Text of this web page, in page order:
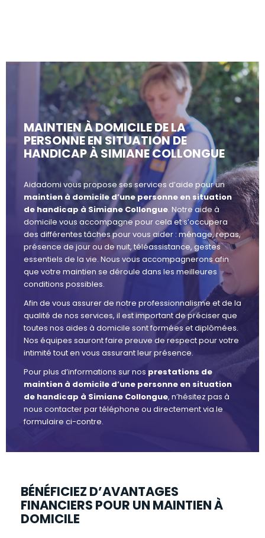
MAINTIEN À DOMICILE DE LA
PERSONNE EN SITUATION DE
HANDICAP À SIMIANE COLLONGUE
Aidadomi vous propose ses services d’aide pour un
maintien à domicile d’une personne en situation
de handicap à Simiane Collongue. Notre aide à
domicile vous accompagne pour cela et s’occupera
des différentes tâches pour vous aider : ménage, repas,
présence de jour ou de nuit, téléassistance, gestes
essentiels de la vie. Nous vous accompagnerons afin
que votre maintien se déroule dans les meilleures
conditions possibles.
Afin de vous assurer de notre professionnalisme et de la
qualité de nos services, il est important de préciser que
toutes nos aides à domicile sont formées et diplômées.
Nos équipes sauront faire preuve de respect pour votre
intimité tout en vous assurant leur présence.
Pour plus d’informations sur nos prestations de
maintien à domicile d’une personne en situation
de handicap à Simiane Collongue, n’hésitez pas à
nous contacter par téléphone ou directement via le
formulaire ci-contre.
BÉNÉFICIEZ D’AVANTAGES
FINANCIERS POUR UN MAINTIEN À
DOMICILE